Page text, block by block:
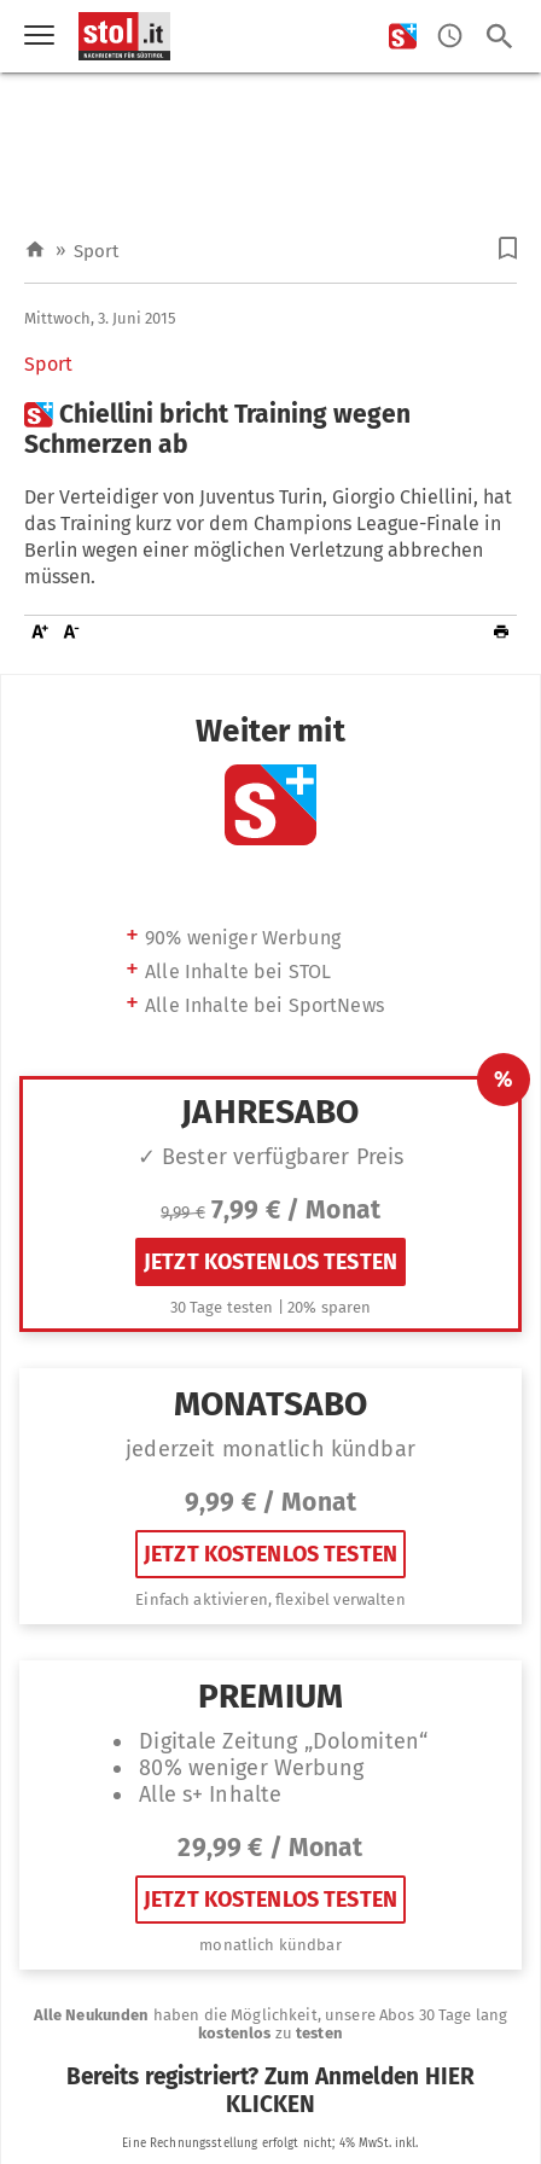
» Sport
Sport
Mittwoch, 3. Juni 2015
Chiellini bricht Training wegen
Schmerzen ab
Der Verteidiger von Juventus Turin, Giorgio Chiellini, hat
das Training kurz vor dem Champions League-Finale in
Berlin wegen einer möglichen Verletzung abbrechen
müssen.